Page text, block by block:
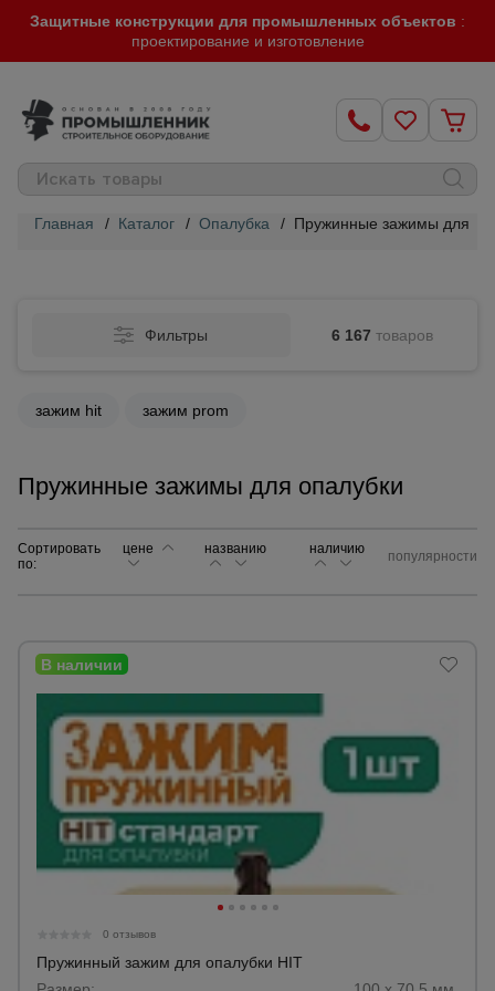
Защитные конструкции для промышленных объектов :
проектирование и изготовление
Главная / Каталог / Опалубка / Пружинные зажимы для
Фильтры 6 167 товаров
зажим hit зажим prom
Пружинные зажимы для опалубки
Сортировать
по:
цене названию наличию популярности
0 отзывов
Пружинный зажим для опалубки HIT
Сетка,
тенты,
Грузоподъемное
оборудование
Мусоропровод
строительный
Фанера
ламинированная
товаров